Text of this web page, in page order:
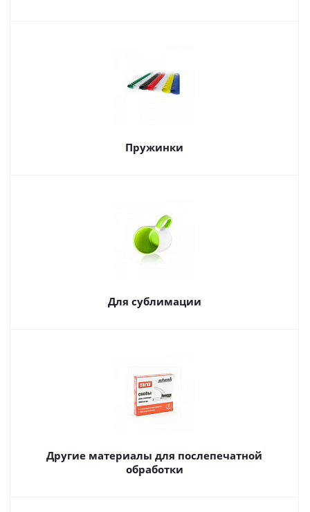
Пружинки
Для сублимации
Другие материалы для послепечатной
обработки